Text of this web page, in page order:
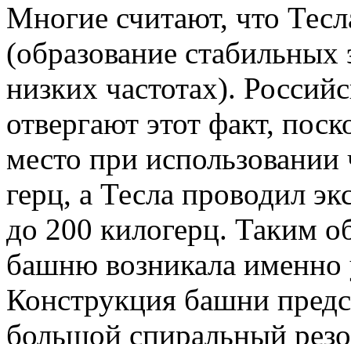
Многие считают, что
(образование
низких частотах).
отвергают этот факт,
место при использовании
герц, а Тесла проводил
до 200 килогерц. Таким
башню возникала именно
Конструкция башни
большой спиральный